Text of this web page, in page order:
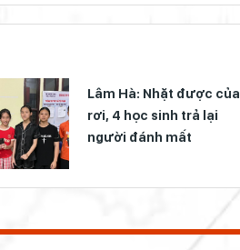
Lâm Hà: Nhặt được của
rơi, 4 học sinh trả lại
người đánh mất